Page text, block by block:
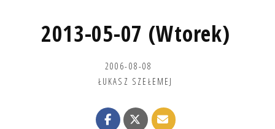
2013-05-07 (Wtorek)
2006-08-08
ŁUKASZ SZEŁEMEJ